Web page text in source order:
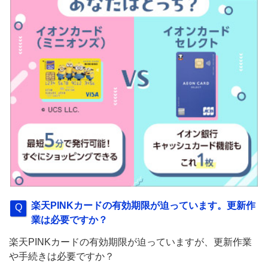
楽天PINKカードの有効期限が迫っています。更新作
業は必要ですか？
楽天PINKカードの有効期限が迫っていますが、更新作業
や手続きは必要ですか？